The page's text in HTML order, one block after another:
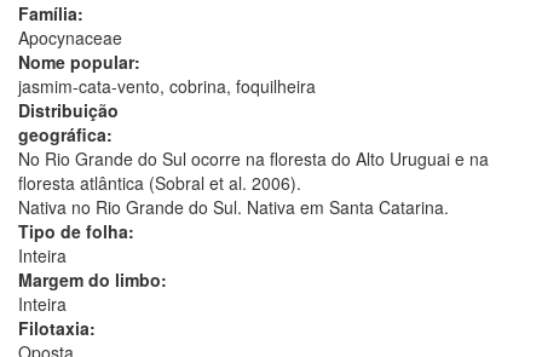
Família:
Apocynaceae
Nome popular:
jasmim-cata-vento, cobrina, foquilheira
Distribuição
geográfica:
No Rio Grande do Sul ocorre na floresta do Alto Uruguai e na
floresta atlântica (Sobral et al. 2006).
Nativa no Rio Grande do Sul. Nativa em Santa Catarina.
Tipo de folha:
Inteira
Margem do limbo:
Inteira
Filotaxia: